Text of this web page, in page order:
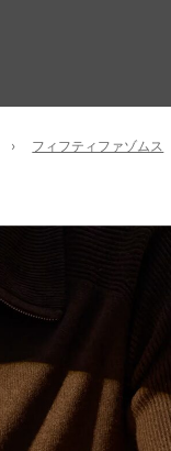
フィフティファゾムス